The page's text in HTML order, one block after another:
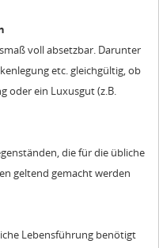
voll absetzbar. Darunter
etc. gleichgültig, ob
oder ein Luxusgut (z.B.
die für die übliche
geltend gemacht werden
Lebensführung benötigt